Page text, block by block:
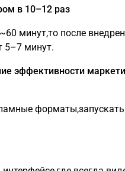
в 10–12 раз
минут,то после
5–7 минут.
эффективности